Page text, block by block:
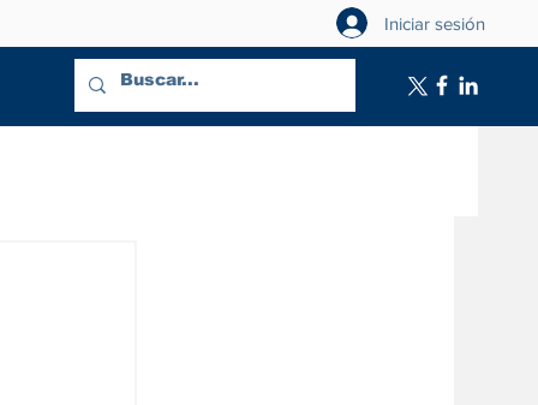
Iniciar sesión